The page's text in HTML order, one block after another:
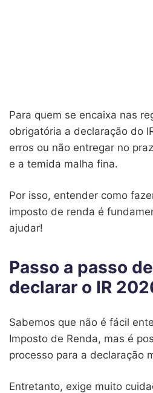
Para quem se encaixa nas
obrigatória a declaração do
erros ou não entregar no
e a temida malha fina.
Por isso, entender como
imposto de renda é
ajudar!
Passo a passo
declarar o IR
Sabemos que não é fácil
Imposto de Renda, mas é
processo para a declaração
Entretanto, exige muito